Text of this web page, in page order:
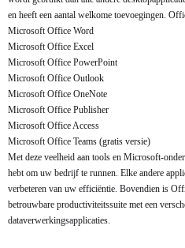
en heeft een aantal welkome toevoegingen.
Microsoft Office Word
Microsoft Office Excel
Microsoft Office PowerPoint
Microsoft Office Outlook
Microsoft Office OneNote
Microsoft Office Publisher
Microsoft Office Access
Microsoft Office Teams (gratis versie)
Met deze veelheid aan tools en Microsoft-
hebt om uw bedrijf te runnen. Elke andere
verbeteren van uw efficiëntie. Bovendien is
betrouwbare productiviteitssuite met een
dataverwerkingsapplicaties.